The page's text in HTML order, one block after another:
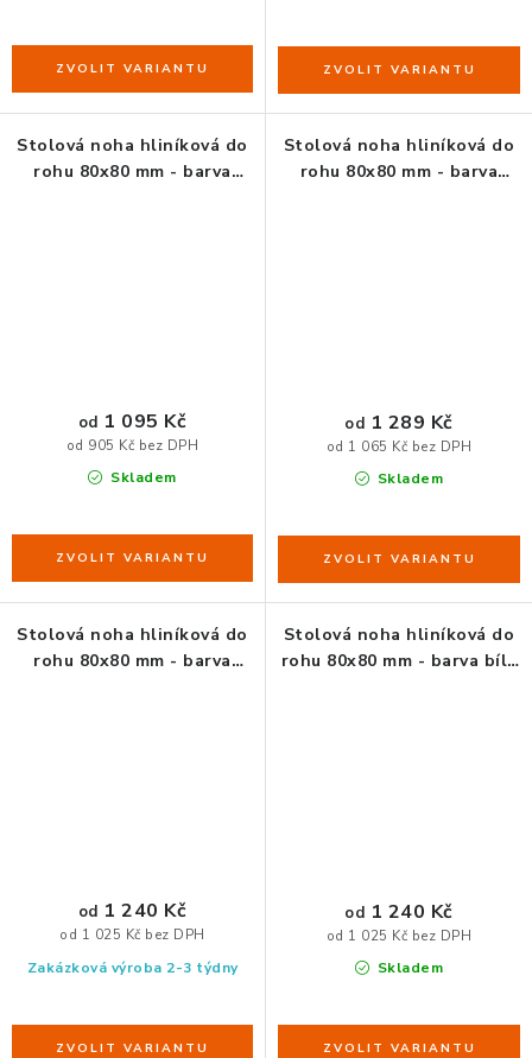
ČISTIČKY VZDUCHU
Stolová noha hliníková do
rohu 80x80 mm - barva
Skladem
od 905 Kč bez DPH
od 1 095 Kč
Stolová noha hliníková do
rohu 80x80 mm - barva
Skladem
od 1 065 Kč bez DPH
od 1 289 Kč
Stolová noha hliníková do
rohu 80x80 mm - barva
Zakázková výroba 2-3 týdny
od 1 025 Kč bez DPH
od 1 240 Kč
Stolová noha hliníková do
rohu 80x80 mm - barva bílá
Skladem
od 1 025 Kč bez DPH
od 1 240 Kč